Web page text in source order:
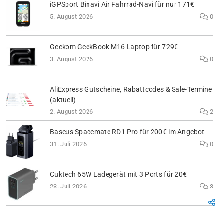
iGPSport Binavi Air Fahrrad-Navi für nur 171€
5. August 2026 0
Geekom GeekBook M16 Laptop für 729€
3. August 2026 0
AliExpress Gutscheine, Rabattcodes & Sale-Termine
(aktuell)
2. August 2026 2
Baseus Spacemate RD1 Pro für 200€ im Angebot
31. Juli 2026 0
Cuktech 65W Ladegerät mit 3 Ports für 20€
23. Juli 2026 3